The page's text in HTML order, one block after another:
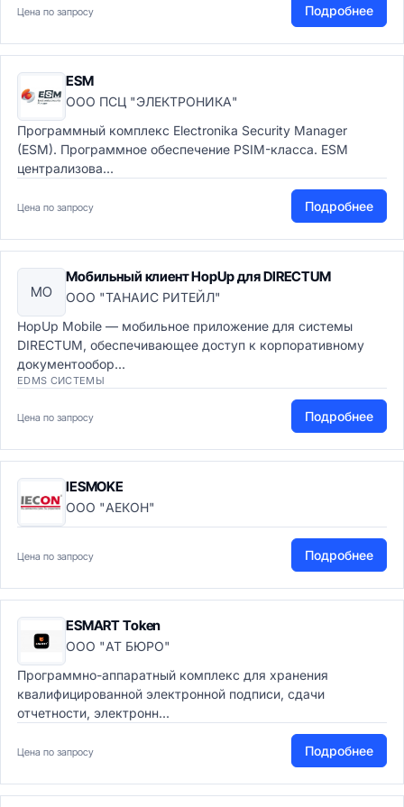
Цена по запросу Подробнее
ESM
ООО ПСЦ "ЭЛЕКТРОНИКА"
Программный комплекс Electronika Security Manager
(ESM). Программное обеспечение PSIM-класса. ESM
централизова...
Цена по запросу Подробнее
МО
Мобильный клиент HopUp для DIRECTUM
ООО "ТАНАИС РИТЕЙЛ"
HopUp Mobile — мобильное приложение для системы
DIRECTUM, обеспечивающее доступ к корпоративному
документообор...
EDMS СИСТЕМЫ
Цена по запросу Подробнее
IESMOKE
ООО "АЕКОН"
Цена по запросу Подробнее
ESMART Token
ООО "АТ БЮРО"
Программно-аппаратный комплекс для хранения
квалифицированной электронной подписи, сдачи
отчетности, электронн...
Цена по запросу Подробнее